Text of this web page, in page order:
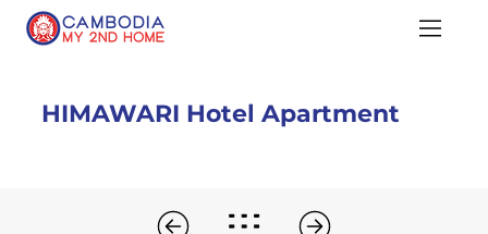
HIMAWARI Hotel Apartment